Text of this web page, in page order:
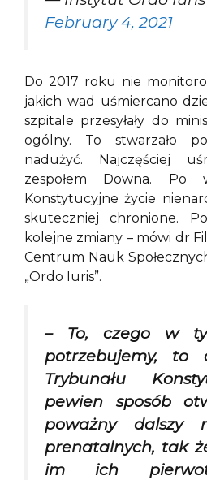
February 4, 2021
Do 2017 roku nie
jakich wad uśmiercano
szpitale przesyłały do
ogólny. To stwarzało
nadużyć. Najczęściej
zespołem Downa. Po
Konstytucyjne życie
skuteczniej chronione.
kolejne zmiany – mówi dr
Centrum Nauk
„Ordo Iuris”.
– To, czego w
potrzebujemy, to
Trybunału
pewien sposób
poważny dalszy
prenatalnych, tak
im ich